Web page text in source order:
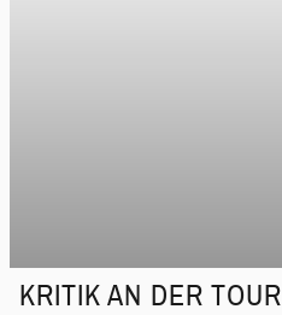
KRITIK AN DER TOUR